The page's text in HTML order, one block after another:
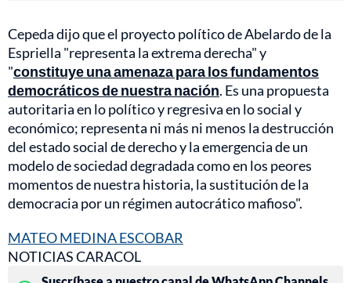
Cepeda dijo que el proyecto político de Abelardo de la
Espriella "representa la extrema derecha" y
"constituye una amenaza para los fundamentos
democráticos de nuestra nación. Es una propuesta
autoritaria en lo político y regresiva en lo social y
económico; representa ni más ni menos la destrucción
del estado social de derecho y la emergencia de un
modelo de sociedad degradada como en los peores
momentos de nuestra historia, la sustitución de la
democracia por un régimen autocrático mafioso".
MATEO MEDINA ESCOBAR
NOTICIAS CARACOL